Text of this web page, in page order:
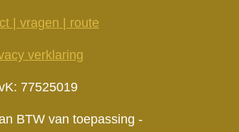
o
k
g
a
r
s
| vragen | route
verklaring
77525019
BTW van toepassing -